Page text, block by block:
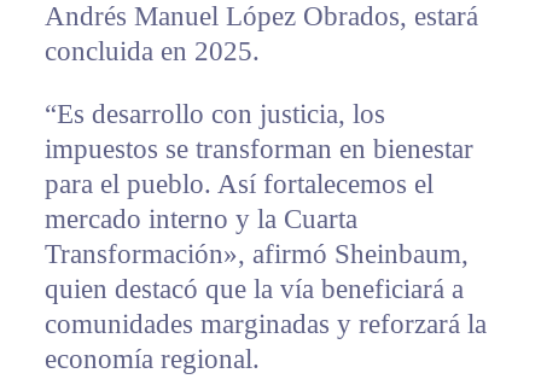
Andrés Manuel López Obrados, estará
concluida en 2025.
“Es desarrollo con justicia, los
impuestos se transforman en bienestar
para el pueblo. Así fortalecemos el
mercado interno y la Cuarta
Transformación», afirmó Sheinbaum,
quien destacó que la vía beneficiará a
comunidades marginadas y reforzará la
economía regional.